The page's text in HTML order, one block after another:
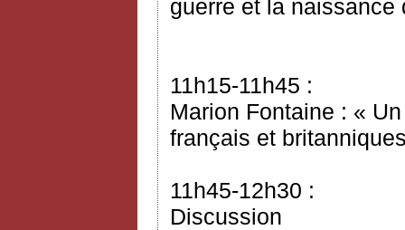
guerre et la naissance
11h15-11h45 :
Marion Fontaine : «
français et
11h45-12h30 :
Discussion